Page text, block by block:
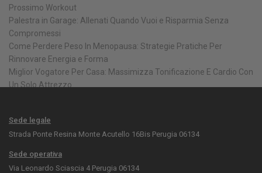
Prossimo Workout
Palestra in Garage: Allenati Quando Vuoi e Risparmia Senza
Compromessi
Come Perdere Peso In Menopausa: Strategie Pratiche Per
Rinnovare Energia e Forma
Miglior Vogatore Per Casa: Massimizza Tonificazione E Cardio Con
Un Solo Attrezzo
Sede legale
Strada Ponte Resina Monte Acutello 16Bis Perugia 06134
Sede operativa
Via Leonardo Sciascia 4 Perugia 06134